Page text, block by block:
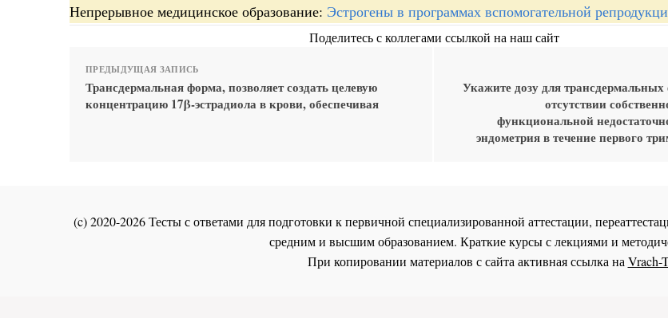
Непрерывное медицинское образование: Эстрогены в программах вспомогательной
Поделитесь с коллегами ссылкой на наш сайт
ПРЕДЫДУЩАЯ ЗАПИСЬ
Трансдермальная форма, позволяет создать целевую
концентрацию 17β-эстрадиола в крови, обеспечивая
Укажите дозу для трансдермальных
отсутствии
функциональной
эндометрия в течение первого
(c) 2020-2026 Тесты с ответами для подготовки к первичной специализированной аттестации,
средним и высшим образованием. Краткие курсы с лекциями и
При копировании материалов с сайта активная ссылка на Vrach-